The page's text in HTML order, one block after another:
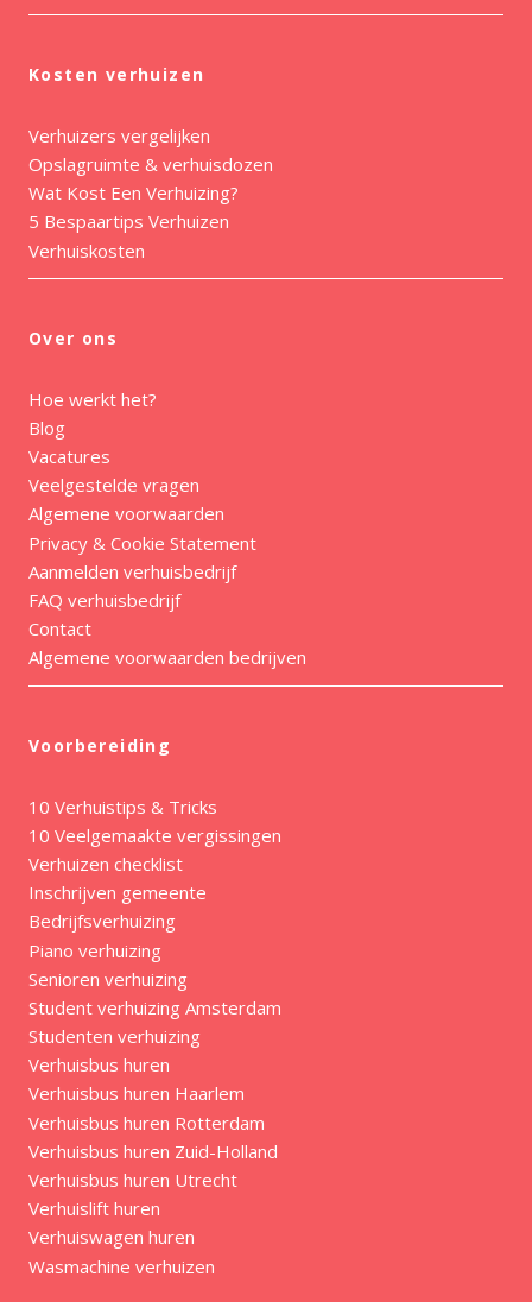
Kosten verhuizen
Verhuizers vergelijken
Opslagruimte & verhuisdozen
Wat Kost Een Verhuizing?
5 Bespaartips Verhuizen
Verhuiskosten
Over ons
Hoe werkt het?
Blog
Vacatures
Veelgestelde vragen
Algemene voorwaarden
Privacy & Cookie Statement
Aanmelden verhuisbedrijf
FAQ verhuisbedrijf
Contact
Algemene voorwaarden bedrijven
Voorbereiding
10 Verhuistips & Tricks
10 Veelgemaakte vergissingen
Verhuizen checklist
Inschrijven gemeente
Bedrijfsverhuizing
Piano verhuizing
Senioren verhuizing
Student verhuizing Amsterdam
Studenten verhuizing
Verhuisbus huren
Verhuisbus huren Haarlem
Verhuisbus huren Rotterdam
Verhuisbus huren Zuid-Holland
Verhuisbus huren Utrecht
Verhuislift huren
Verhuiswagen huren
Wasmachine verhuizen